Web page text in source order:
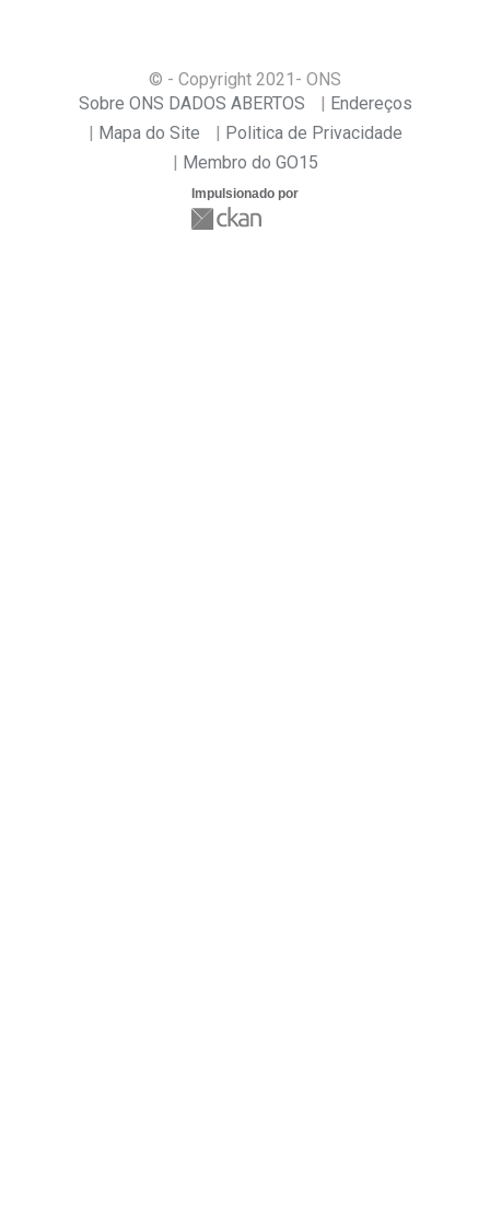
© - Copyright 2021 - ONS
Sobre ONS DADOS ABERTOS
Endereços
Mapa do Site
Politica de Privacidade
Membro do GO15
Impulsionado por